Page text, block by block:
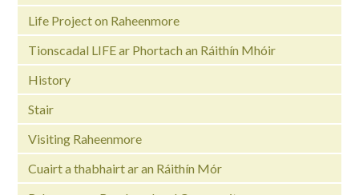
Life Project on Raheenmore
Tionscadal LIFE ar Phortach an Ráithín Mhóir
History
Stair
Visiting Raheenmore
Cuairt a thabhairt ar an Ráithín Mór